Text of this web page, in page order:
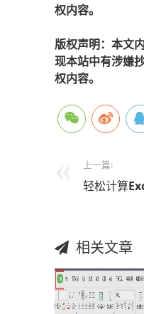
权内容。
版权声明：本文
现本站中有涉嫌
权内容。
上一篇:
轻松计算
相关文章